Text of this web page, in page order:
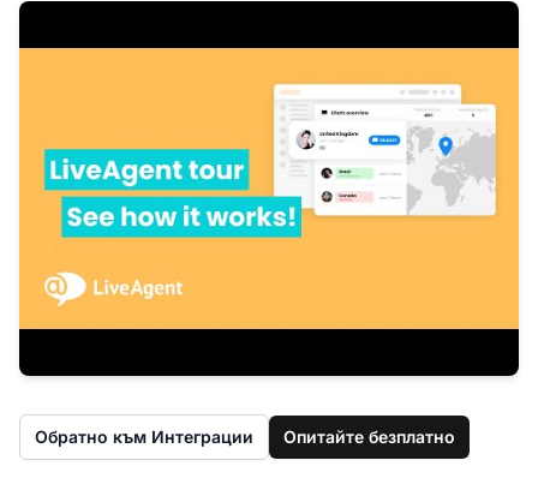
Обратно към Интеграции Опитайте безплатно